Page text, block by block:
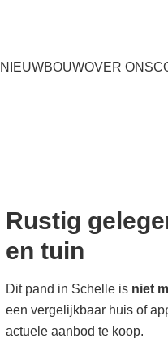
NIEUWBOUWOVER ONS
Rustig
en tuin
Dit pand in Schelle is niet
een vergelijkbaar huis of
actuele aanbod te koop.